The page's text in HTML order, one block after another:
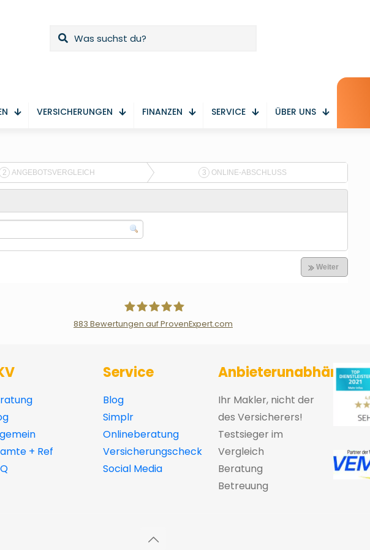
VERSICHERUNGEN FINANZEN SERVICE ÜBER UNS
883 Bewertungen auf ProvenExpert.com
+ Ref
Service
Blog
Simplr
Onlineberatung
Versicherungscheck
Social Media
Anbieterunabhängig
Ihr Makler, nicht der
des Versicherers!
Testsieger im
Vergleich
Beratung
Betreuung